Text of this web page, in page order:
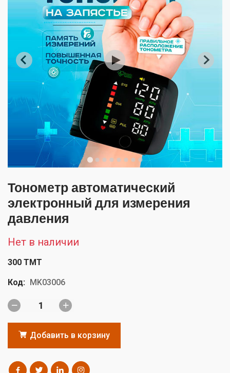
Тонометр автоматический
электронный для измерения
давления
Нет в наличии
300 TMT
Код: MK03006
Добавить в корзину